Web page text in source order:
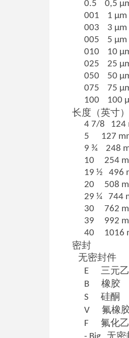
0.5 0,5
001 1 μm
003 3 μm
005 5 μm
010 10
025 25
050 50
075 75
100 100
长度（英寸）
4 7/8 124
5 127
9 ¾ 248
10 254
19 ½ 496
20 508
29 ¼ 744
30 762
39 992
40 1016
密封
无密封件
E 三元
B 橡胶
S 硅酮
V 氟橡
F 氟化
无密